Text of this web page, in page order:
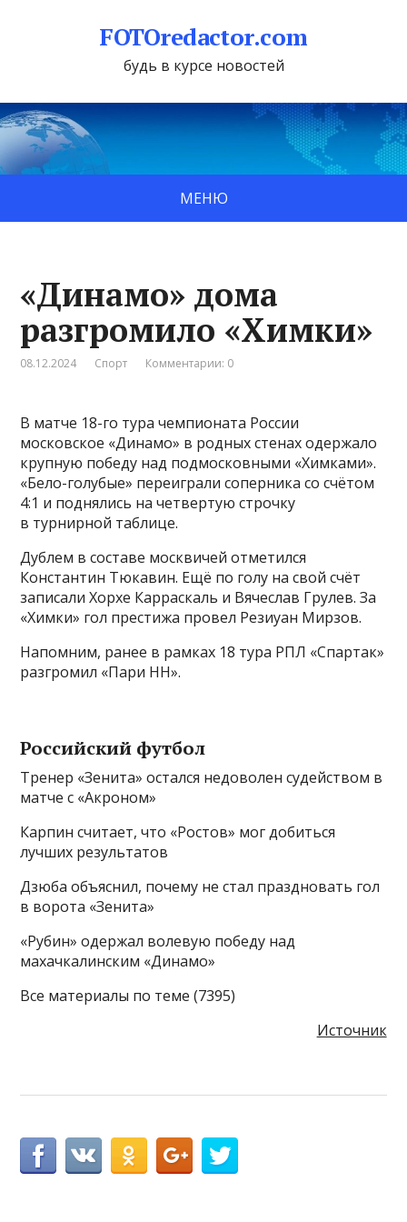
FOTOredactor.com
будь в курсе новостей
МЕНЮ
«Динамо» дома
разгромило «Химки»
08.12.2024 Спорт Комментарии: 0
В матче 18-го тура чемпионата России
московское «Динамо» в родных стенах одержало
крупную победу над подмосковными «Химками».
«Бело-голубые» переиграли соперника со счётом
4:1 и поднялись на четвертую строчку
в турнирной таблице.
Дублем в составе москвичей отметился
Константин Тюкавин. Ещё по голу на свой счёт
записали Хорхе Карраскаль и Вячеслав Грулев. За
«Химки» гол престижа провел Резиуан Мирзов.
Напомним, ранее в рамках 18 тура РПЛ «Спартак»
разгромил «Пари НН».
Российский футбол
Тренер «Зенита» остался недоволен судейством в
матче с «Акроном»
Карпин считает, что «Ростов» мог добиться
лучших результатов
Дзюба объяснил, почему не стал праздновать гол
в ворота «Зенита»
«Рубин» одержал волевую победу над
махачкалинским «Динамо»
Все материалы по теме (7395)
Источник